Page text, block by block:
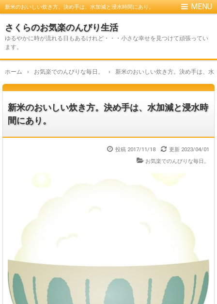
新米のおいしい炊き方。決め手は、水加減と浸水時間にあり。
さくらのお気楽のんびり生活
ゆるやかに時が流れる日もあるけれど・・・小さな幸せを見つけて頑張ってい
ます。
ホーム › お気楽でのんびりな毎日。 › 新米のおいしい炊き方。決め手は、水
新米のおいしい炊き方。決め手は、水加減と浸水時
間にあり。
投稿 2017/11/18 更新 2023/04/01
お気楽でのんびりな毎日。